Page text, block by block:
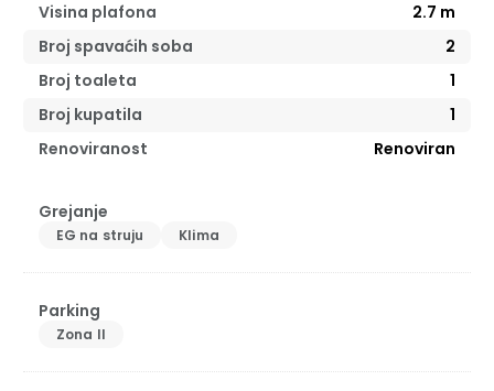
Visina plafona
2.7 m
Broj spavaćih soba
2
Broj toaleta
1
Broj kupatila
1
Renoviranost
Renoviran
Grejanje
EG na struju Klima
Parking
Zona II